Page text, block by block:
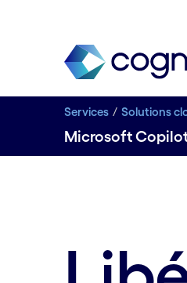
Services Solutions
Microsoft